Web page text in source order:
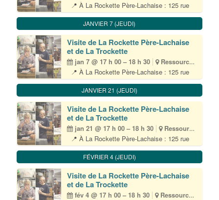
📍 À La Rockette Père-Lachaise : 125 rue
du chemin vert – 75011 Paris • (M) Père-
Lachaise 👥 Tout public – 10 participant·es
max 🎟 Inscription obligatoire par email à
visite@lapetiterockette.org 💶 Gratuit Durée
environ 1h30 La Petite Rockette est[...]
JANVIER 7 (JEUDI)
Visite de La Rockette Père-Lachaise
et de La Trockette
jan 7 @ 17 h 00 – 18 h 30
Ressourcerie
📍 À La Rockette Père-Lachaise : 125 rue
du chemin vert – 75011 Paris • (M) Père-
Lachaise 👥 Tout public – 10 participant·es
max 🎟 Inscription obligatoire par email à
visite@lapetiterockette.org 💶 Gratuit Durée
environ 1h30 La Petite Rockette est[...]
JANVIER 21 (JEUDI)
Visite de La Rockette Père-Lachaise
et de La Trockette
jan 21 @ 17 h 00 – 18 h 30
Ressourcerie
📍 À La Rockette Père-Lachaise : 125 rue
du chemin vert – 75011 Paris • (M) Père-
Lachaise 👥 Tout public – 10 participant·es
max 🎟 Inscription obligatoire par email à
visite@lapetiterockette.org 💶 Gratuit Durée
environ 1h30 La Petite Rockette est[...]
FÉVRIER 4 (JEUDI)
Visite de La Rockette Père-Lachaise
et de La Trockette
fév 4 @ 17 h 00 – 18 h 30
Ressourcerie